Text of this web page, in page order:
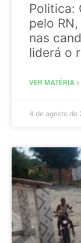
Politica:
pelo
nas
liderá o
VER MATÉRIA »
4 de agosto de